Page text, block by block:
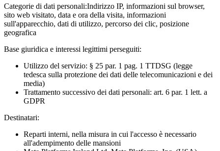
Categorie di dati personali:Indirizzo IP, informazioni sul browser,
sito web visitato, data e ora della visita, informazioni
sull'apparecchio, dati di utilizzo, percorso dei clic, posizione
geografica
Base giuridica e interessi legittimi perseguiti:
Utilizzo del servizio: § 25 par. 1 pag. 1 TTDSG (legge
tedesca sulla protezione dei dati delle telecomunicazioni e dei
media)
Trattamento successivo dei dati personali: art. 6 par. 1 lett. a
GDPR
Destinatari:
Reparti interni, nella misura in cui l'accesso è necessario
all'adempimento delle mansioni